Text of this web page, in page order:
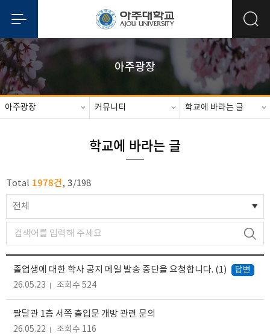
아주광장
아주광장 커뮤니티 학교에 바라는 글
학교에 바라는 글
Total 1978건, 3/198
전체
졸업생에 대한 학사 공지 메일 발송 중단을 요청합니다. (1)
답변
26.05.23
조회수 524
팔달관 1층 서쪽 출입문 개방 관련 문의
26.05.22 조회수 116